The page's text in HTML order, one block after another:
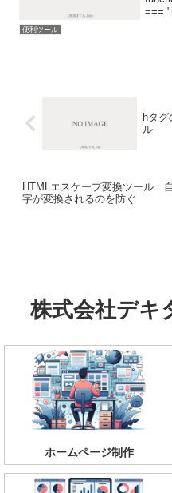
便利ツール
===
hタ
ル
HTMLエスケープ変換ツール
字が変換されるのを防ぐ
株式会社デ
ホームページ制作